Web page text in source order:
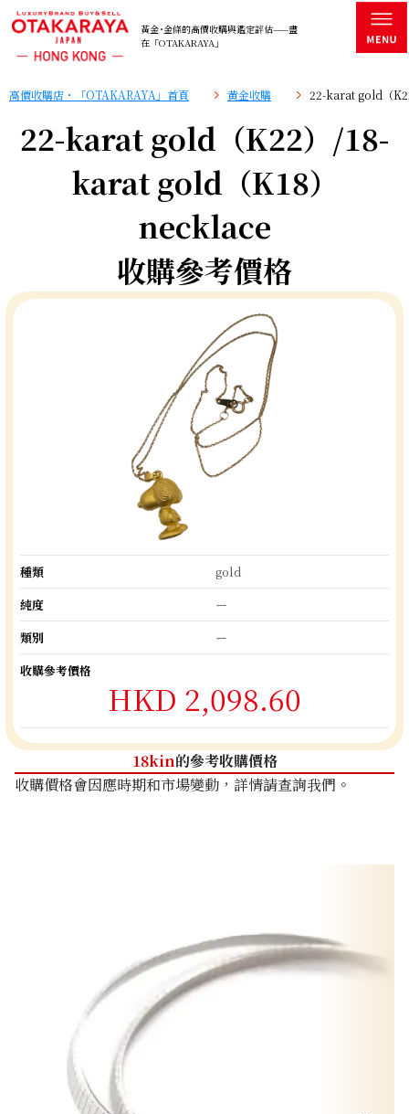
黃金･金條的高價收購與鑑定評估——盡
在「OTAKARAYA」
高價收購店・「OTAKARAYA」首頁 黄金收購 22-karat gold（
22-karat gold（K22）/18-
karat gold（K18）
necklace
收購參考價格
種類
gold
純度
ー
類別
ー
收購參考價格
HKD 2,098.60
18kin的參考收購價格
收購價格會因應時期和市場變動，詳情請查詢我們。